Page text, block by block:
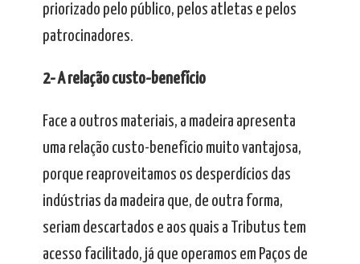
priorizado pelo público, pelos atletas e pelos
patrocinadores.
2- A relação custo-benefício
Face a outros materiais, a madeira apresenta
uma relação custo-benefício muito vantajosa,
porque reaproveitamos os desperdícios das
indústrias da madeira que, de outra forma,
seriam descartados e aos quais a Tributus tem
acesso facilitado, já que operamos em Paços de